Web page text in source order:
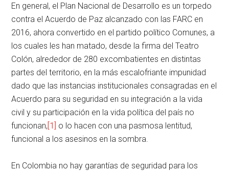
En general, el Plan Nacional de Desarrollo es un torpedo
contra el Acuerdo de Paz alcanzado con las FARC en
2016, ahora convertido en el partido político Comunes, a
los cuales les han matado, desde la firma del Teatro
Colón, alrededor de 280 excombatientes en distintas
partes del territorio, en la más escalofriante impunidad
dado que las instancias institucionales consagradas en el
Acuerdo para su seguridad en su integración a la vida
civil y su participación en la vida política del país no
funcionan,[1] o lo hacen con una pasmosa lentitud,
funcional a los asesinos en la sombra.
En Colombia no hay garantías de seguridad para los